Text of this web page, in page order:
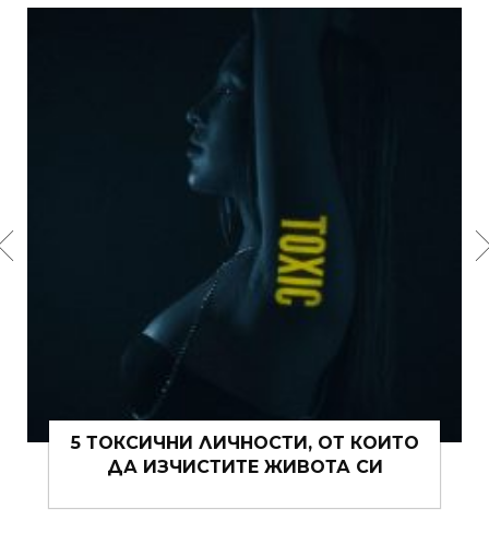
5 ТОКСИЧНИ ЛИЧНОСТИ, ОТ КОИТО
ДА ИЗЧИСТИТЕ ЖИВОТА СИ